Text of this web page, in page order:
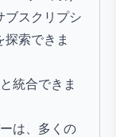
ブスクリプシ
索できま
統合できま
は、多くの